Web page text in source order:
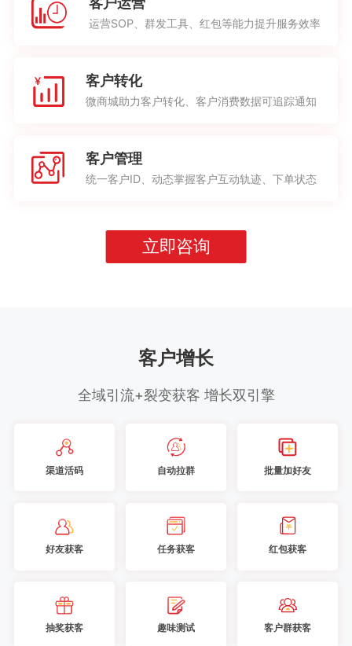
运营SOP、群发工具、红包等能力提升服务效率
客户转化
微商城助力客户转化、客户消费数据可追踪通知
客户管理
统一客户ID、动态掌握客户互动轨迹、下单状态
立即咨询
客户增长
全域引流+裂变获客 增长双引擎
渠道活码 自动拉群 批量加好友
好友获客 任务获客 红包获客
抽奖获客 趣味测试 客户群获客